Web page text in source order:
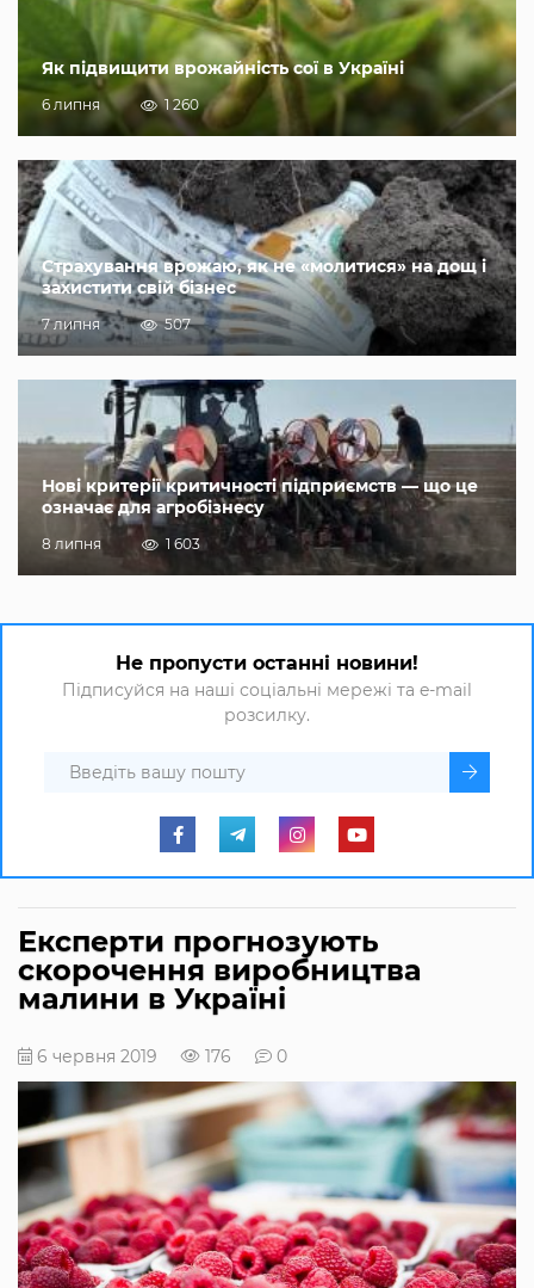
Як підвищити врожайність сої в Україні
6 липня 1 260
Страхування врожаю, як не «молитися» на дощ і
захистити свій бізнес
7 липня 507
Нові критерії критичності підприємств — що це
означає для агробізнесу
8 липня 1 603
Не пропусти останні новини!
Підписуйся на наші соціальні мережі та e-mail
розсилку.
Експерти прогнозують
скорочення виробництва
малини в Україні
6 червня 2019 176 0